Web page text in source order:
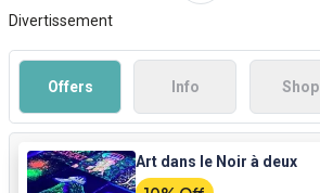
Divertissement
Offers Info Shop
Art dans le Noir à deux